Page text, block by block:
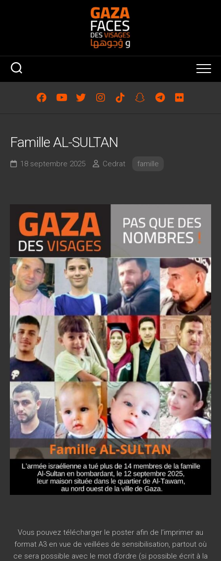
Famille AL-SULTAN
18 septembre 2025 Cedrat famille
Vous pouvez télécharger le poster afin de l’imprimer au
format A3 en vue de veillées de sensibilisation, partout où
ce sera possible avec le mot d’ordre (si possible écrit à la